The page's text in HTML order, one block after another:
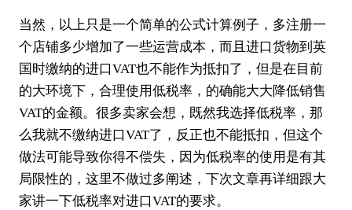
当然，以上只是一个简单的公式计算例子，多注册一
个店铺多少增加了一些运营成本，而且进口货物到英
国时缴纳的进口VAT也不能作为抵扣了，但是在目前
的大环境下，合理使用低税率，的确能大大降低销售
VAT的金额。很多卖家会想，既然我选择低税率，那
么我就不缴纳进口VAT了，反正也不能抵扣，但这个
做法可能导致你得不偿失，因为低税率的使用是有其
局限性的，这里不做过多阐述，下次文章再详细跟大
家讲一下低税率对进口VAT的要求。